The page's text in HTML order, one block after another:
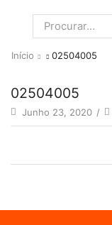
Search
Início 02504005
02504005
Junho 23, 2020 /